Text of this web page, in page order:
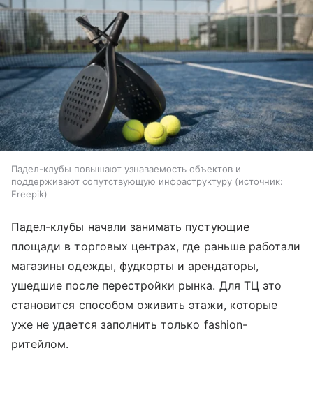
Падел-клубы повышают узнаваемость объектов и
поддерживают сопутствующую инфраструктуру
источник:
Freepik
Падел-клубы начали занимать пустующие
площади в торговых центрах, где раньше работали
магазины одежды, фудкорты и арендаторы,
ушедшие после перестройки рынка. Для ТЦ это
становится способом оживить этажи, которые
уже не удается заполнить только fashion-
ритейлом.